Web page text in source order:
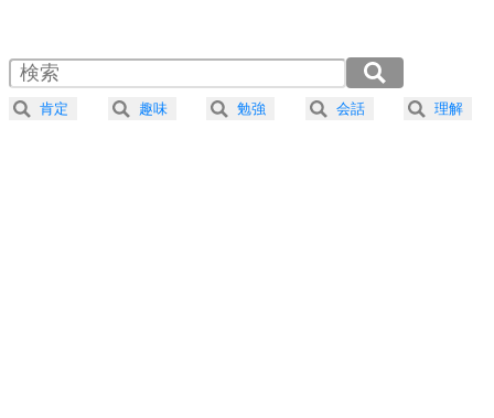
4 器の大きい人は、怒りを優しさで表現する。
プラス思考
2.0倍速 （419KB 1分47秒）
2.5倍速 （335KB 1分25秒）
3.0倍速 （280KB 1分11秒）
肯定 趣味 勉強 会話 理解